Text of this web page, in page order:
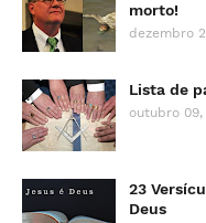
morto!
dezembro
Lista de
outubro 09,
23
Deus